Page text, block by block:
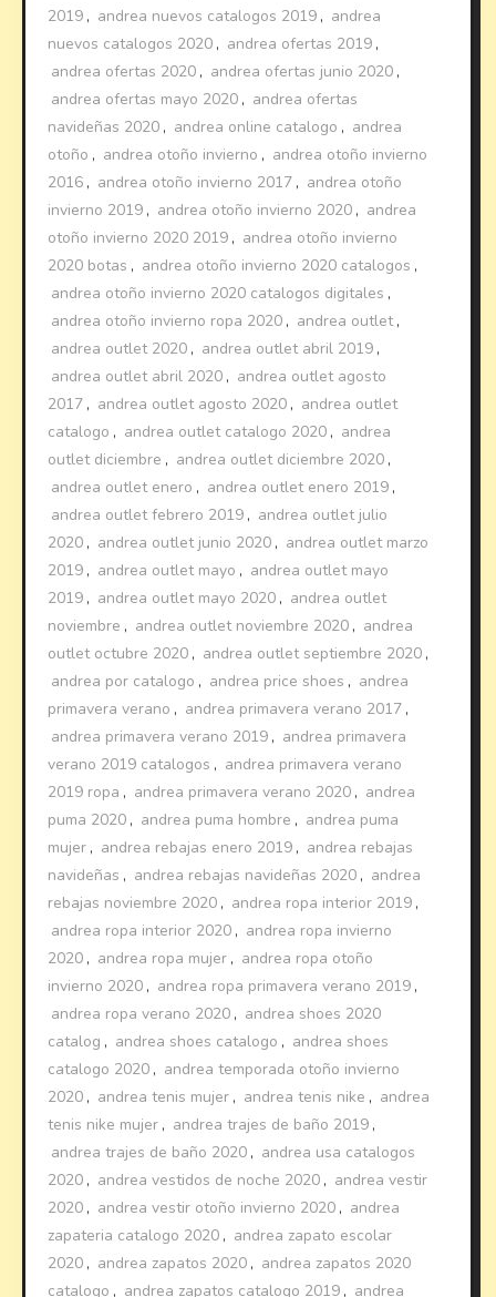
2019 , andrea nuevos catalogos 2019 , andrea
nuevos catalogos 2020 , andrea ofertas 2019 ,
andrea ofertas 2020 , andrea ofertas junio 2020 ,
andrea ofertas mayo 2020 , andrea ofertas
navideñas 2020 , andrea online catalogo , andrea
otoño , andrea otoño invierno , andrea otoño invierno
2016 , andrea otoño invierno 2017 , andrea otoño
invierno 2019 , andrea otoño invierno 2020 , andrea
otoño invierno 2020 2019 , andrea otoño invierno
2020 botas , andrea otoño invierno 2020 catalogos ,
andrea otoño invierno 2020 catalogos digitales ,
andrea otoño invierno ropa 2020 , andrea outlet,
andrea outlet 2020 , andrea outlet abril 2019 ,
andrea outlet abril 2020 , andrea outlet agosto
2017 , andrea outlet agosto 2020 , andrea outlet
catalogo , andrea outlet catalogo 2020 , andrea
outlet diciembre , andrea outlet diciembre 2020 ,
andrea outlet enero , andrea outlet enero 2019 ,
andrea outlet febrero 2019 , andrea outlet julio
2020 , andrea outlet junio 2020 , andrea outlet marzo
2019 , andrea outlet mayo , andrea outlet mayo
2019 , andrea outlet mayo 2020 , andrea outlet
noviembre , andrea outlet noviembre 2020 , andrea
outlet octubre 2020 , andrea outlet septiembre 2020 ,
andrea por catalogo , andrea price shoes , andrea
primavera verano , andrea primavera verano 2017 ,
andrea primavera verano 2019 , andrea primavera
verano 2019 catalogos , andrea primavera verano
2019 ropa , andrea primavera verano 2020 , andrea
puma 2020 , andrea puma hombre , andrea puma
mujer , andrea rebajas enero 2019 , andrea rebajas
navideñas , andrea rebajas navideñas 2020 , andrea
rebajas noviembre 2020 , andrea ropa interior 2019 ,
andrea ropa interior 2020 , andrea ropa invierno
2020 , andrea ropa mujer , andrea ropa otoño
invierno 2020 , andrea ropa primavera verano 2019 ,
andrea ropa verano 2020 , andrea shoes 2020
catalog , andrea shoes catalogo , andrea shoes
catalogo 2020 , andrea temporada otoño invierno
2020 , andrea tenis mujer , andrea tenis nike , andrea
tenis nike mujer , andrea trajes de baño 2019 ,
andrea trajes de baño 2020 , andrea usa catalogos
2020 , andrea vestidos de noche 2020 , andrea vestir
2020 , andrea vestir otoño invierno 2020 , andrea
zapateria catalogo 2020 , andrea zapato escolar
2020 , andrea zapatos 2020 , andrea zapatos 2020
catalogo , andrea zapatos catalogo 2019 , andrea